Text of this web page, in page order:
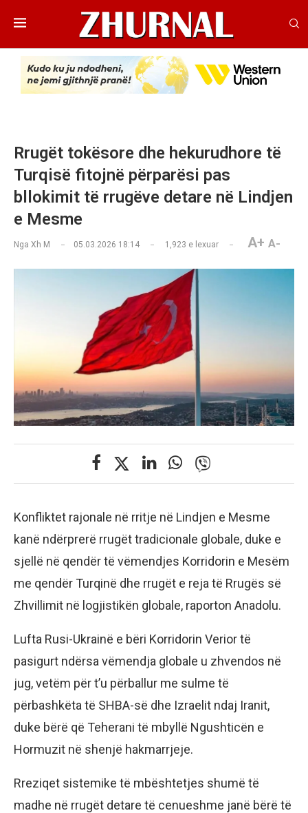
Rrugët tokësore dhe hekurudhore të
Turqisë fitojnë përparësi pas
bllokimit të rrugëve detare në Lindjen
e Mesme
Nga Xh M 05.03.2026 18:14 1,923 e lexuar A+ A-
Konfliktet rajonale në rritje në Lindjen e Mesme
kanë ndërprerë rrugët tradicionale globale, duke e
sjellë në qendër të vëmendjes Korridorin e Mesëm
me qendër Turqinë dhe rrugët e reja të Rrugës së
Zhvillimit në logjistikën globale, raporton Anadolu.
Lufta Rusi-Ukrainë e bëri Korridorin Verior të
pasigurt ndërsa vëmendja globale u zhvendos në
jug, vetëm për t’u përballur me sulme të
përbashkëta të SHBA-së dhe Izraelit ndaj Iranit,
duke bërë që Teherani të mbyllë Ngushticën e
Hormuzit në shenjë hakmarrjeje.
Rreziqet sistemike të mbështetjes shumë të
madhe në rrugët detare të cenueshme janë bërë të